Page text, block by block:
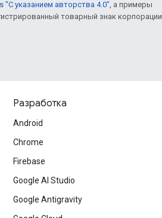
"С указанием авторства 4.0" , а примеры
товарный знак корпорации
Разработка
Android
Chrome
Firebase
Google AI Studio
Google Antigravity